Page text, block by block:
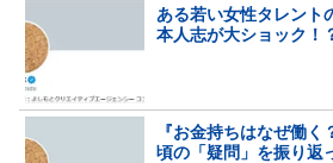
ある若い女性タレン
本人志が大ショック！
『お金持ちはなぜ働
頃の「疑問」を振り返